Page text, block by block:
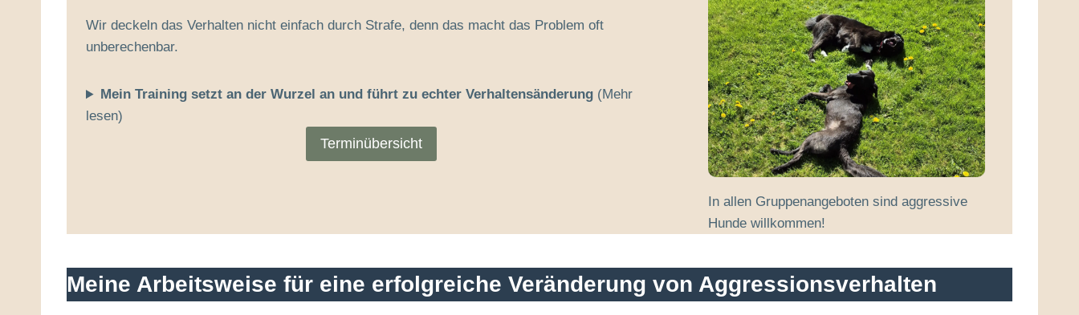
Wir deckeln das Verhalten nicht einfach durch Strafe, denn das macht das Problem oft
unberechenbar.
Mein Training setzt an der Wurzel an und führt zu echter Verhaltensänderung (Mehr
lesen)
Terminübersicht
In allen Gruppenangeboten sind aggressive
Hunde willkommen!
Meine Arbeitsweise für eine erfolgreiche Veränderung von Aggressionsverhalten